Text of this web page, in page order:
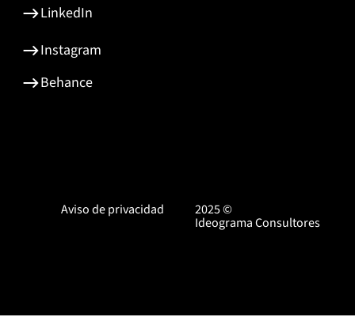
Aviso de privacidad 2025 ©
Ideograma Consultores
LinkedIn
Instagram
Behance